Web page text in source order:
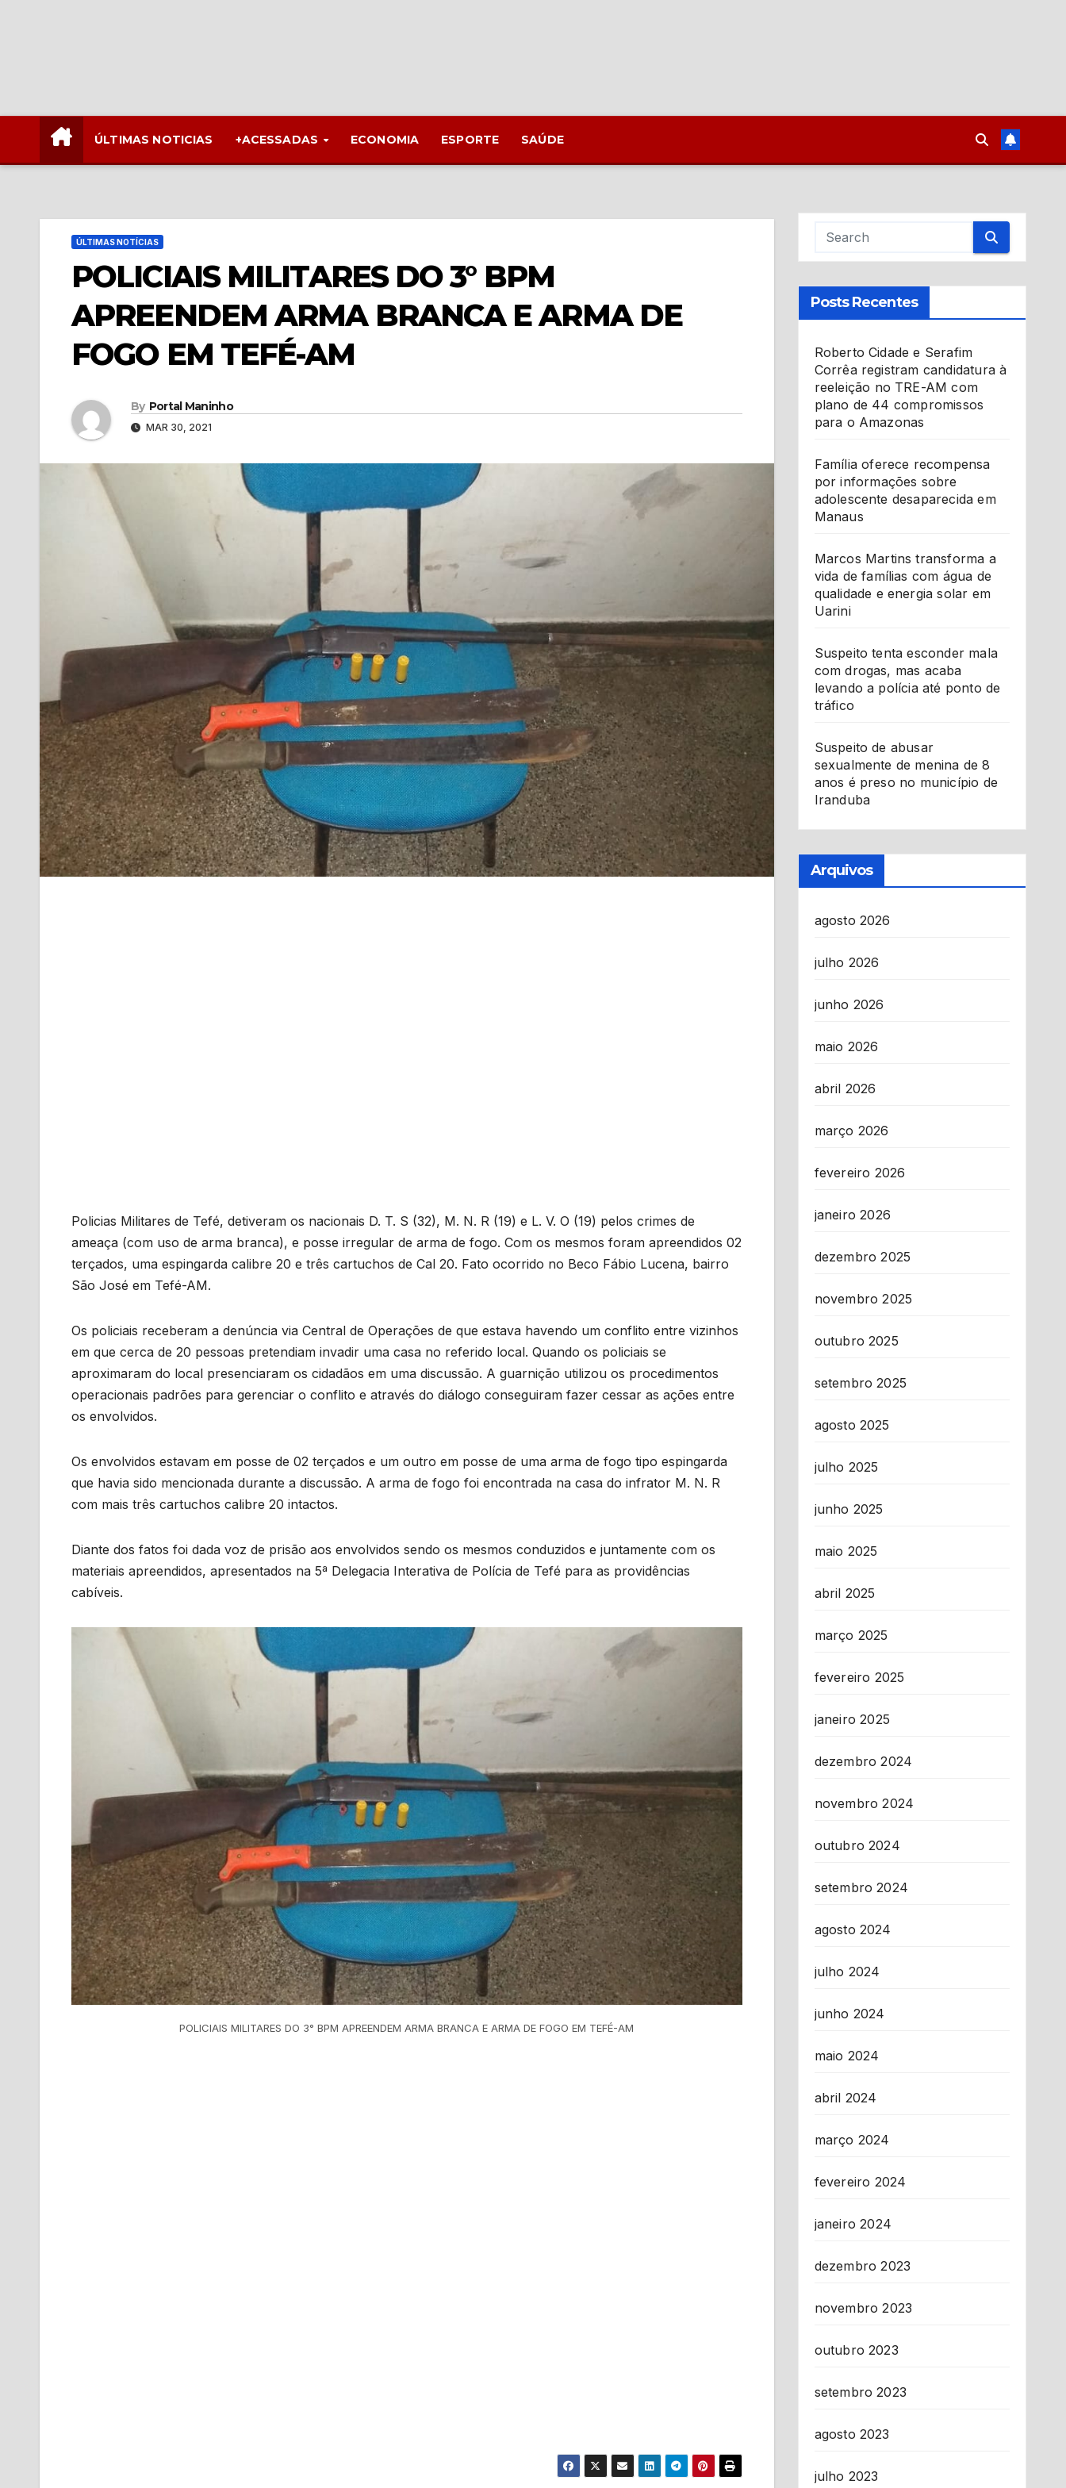
ÚLTIMAS NOTICIAS +ACESSADAS ECONOMIA ESPORTE SAÚDE
ÚLTIMAS NOTÍCIAS
POLICIAIS MILITARES DO 3° BPM
APREENDEM ARMA BRANCA E ARMA DE
FOGO EM TEFÉ-AM
By Portal Maninho
MAR 30, 2021
Policias Militares de Tefé, detiveram os nacionais D. T. S (32), M. N. R (19) e L. V. O (19) pelos crimes de
ameaça (com uso de arma branca), e posse irregular de arma de fogo. Com os mesmos foram apreendidos 02
terçados, uma espingarda calibre 20 e três cartuchos de Cal 20. Fato ocorrido no Beco Fábio Lucena, bairro
São José em Tefé-AM.
Os policiais receberam a denúncia via Central de Operações de que estava havendo um conflito entre vizinhos
em que cerca de 20 pessoas pretendiam invadir uma casa no referido local. Quando os policiais se
aproximaram do local presenciaram os cidadãos em uma discussão. A guarnição utilizou os procedimentos
operacionais padrões para gerenciar o conflito e através do diálogo conseguiram fazer cessar as ações entre
os envolvidos.
Os envolvidos estavam em posse de 02 terçados e um outro em posse de uma arma de fogo tipo espingarda
que havia sido mencionada durante a discussão. A arma de fogo foi encontrada na casa do infrator M. N. R
com mais três cartuchos calibre 20 intactos.
Diante dos fatos foi dada voz de prisão aos envolvidos sendo os mesmos conduzidos e juntamente com os
materiais apreendidos, apresentados na 5ª Delegacia Interativa de Polícia de Tefé para as providências
cabíveis.
POLICIAIS MILITARES DO 3° BPM APREENDEM ARMA BRANCA E ARMA DE FOGO EM TEFÉ-AM
Posts Recentes
Roberto Cidade e Serafim
Corrêa registram candidatura à
reeleição no TRE-AM com
plano de 44 compromissos
para o Amazonas
Família oferece recompensa
por informações sobre
adolescente desaparecida em
Manaus
Marcos Martins transforma a
vida de famílias com água de
qualidade e energia solar em
Uarini
Suspeito tenta esconder mala
com drogas, mas acaba
levando a polícia até ponto de
tráfico
Suspeito de abusar
sexualmente de menina de 8
anos é preso no município de
Iranduba
Arquivos
agosto 2026
julho 2026
junho 2026
maio 2026
abril 2026
março 2026
fevereiro 2026
janeiro 2026
dezembro 2025
novembro 2025
outubro 2025
setembro 2025
agosto 2025
julho 2025
junho 2025
maio 2025
abril 2025
março 2025
fevereiro 2025
janeiro 2025
dezembro 2024
novembro 2024
outubro 2024
setembro 2024
agosto 2024
julho 2024
junho 2024
maio 2024
abril 2024
março 2024
fevereiro 2024
janeiro 2024
dezembro 2023
novembro 2023
outubro 2023
setembro 2023
agosto 2023
julho 2023